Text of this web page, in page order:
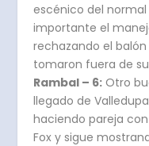
escénico del
importante el
rechazando el
tomaron fuera de
Rambal – 6: Otro
llegado de
haciendo pareja
Fox y sigue